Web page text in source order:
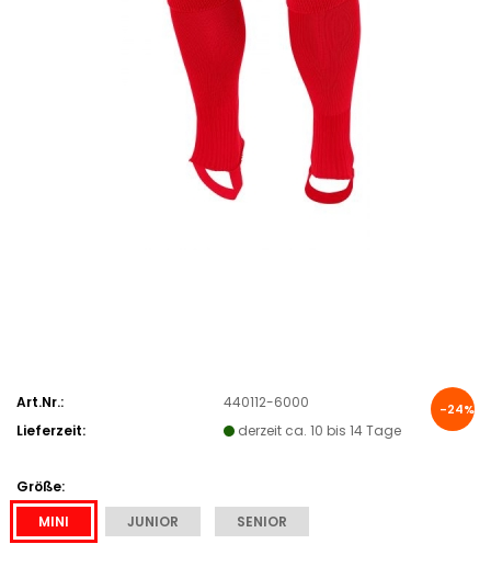
-24%
Art.Nr.:
440112-6000
Lieferzeit:
derzeit ca. 10 bis 14 Tage
Größe:
MINI
JUNIOR SENIOR